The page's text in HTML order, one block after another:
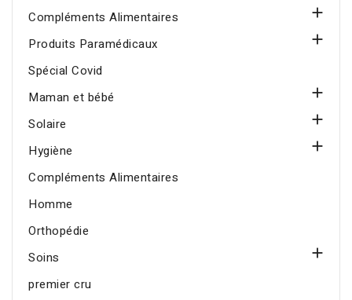
Compléments Alimentaires

Produits Paramédicaux

Spécial Covid
Maman et bébé

Solaire

Hygiène

Compléments Alimentaires
Homme
Orthopédie
Soins

premier cru